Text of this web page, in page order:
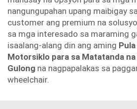
nangungupahan upang maibigay
customer ang premium na
sa mga interesado sa maraming
isaalang-alang din ang aming
Motorsiklo para sa Matatanda
Gulong na nagpapalakas sa
wheelchair.